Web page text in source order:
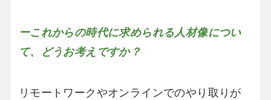
ーこれからの時代に求められる人材像につい
て、どうお考えですか？
リモートワークやオンラインでのやり取りが